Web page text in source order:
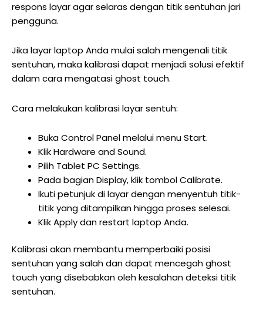
respons layar agar selaras dengan titik sentuhan jari
pengguna.
Jika layar laptop Anda mulai salah mengenali titik
sentuhan, maka kalibrasi dapat menjadi solusi efektif
dalam cara mengatasi ghost touch.
Cara melakukan kalibrasi layar sentuh:
Buka Control Panel melalui menu Start.
Klik Hardware and Sound.
Pilih Tablet PC Settings.
Pada bagian Display, klik tombol Calibrate.
Ikuti petunjuk di layar dengan menyentuh titik-
titik yang ditampilkan hingga proses selesai.
Klik Apply dan restart laptop Anda.
Kalibrasi akan membantu memperbaiki posisi
sentuhan yang salah dan dapat mencegah ghost
touch yang disebabkan oleh kesalahan deteksi titik
sentuhan.